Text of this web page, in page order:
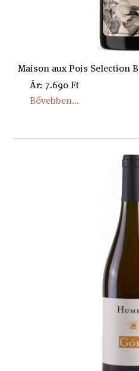
Maison aux Pois Selection
Ár: 7.690 Ft
Bővebben...